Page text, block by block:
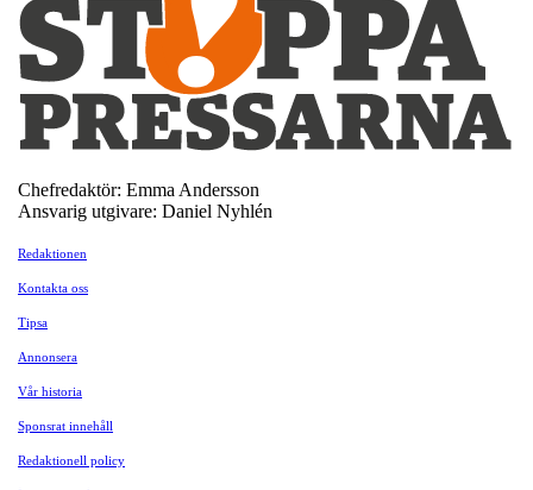
Chefredaktör: Emma Andersson
Ansvarig utgivare: Daniel Nyhlén
Redaktionen
Kontakta oss
Tipsa
Annonsera
Vår historia
Sponsrat innehåll
Redaktionell policy